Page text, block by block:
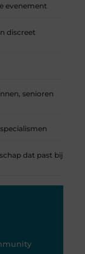
evenement
discreet
senioren
dat past bij